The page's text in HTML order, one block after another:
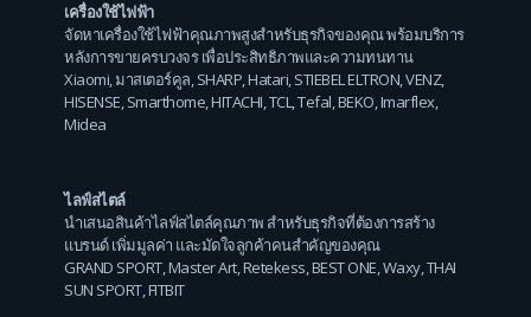
เครื่องใช้ไฟฟ้า
จัดหาเครื่องใช้ไฟฟ้าคุณภาพสูงสำหรับธุรกิจของคุณ พร้อมบริการ
หลังการขายครบวงจร เพื่อประสิทธิภาพและความทนทาน
Xiaomi,มาสเตอร์คูล,SHARP,Hatari,STIEBEL ELTRON,VENZ,
HISENSE,Smarthome,HITACHI,TCL,Tefal,BEKO,Imarflex,
Midea
ไลฟ์สไตล์
นำเสนอสินค้าไลฟ์สไตล์คุณภาพ สำหรับธุรกิจที่ต้องการสร้าง
แบรนด์ เพิ่มมูลค่า และมัดใจลูกค้าคนสำคัญของคุณ
GRAND SPORT,Master Art,Retekess,BEST ONE,Waxy,THAI
SUN SPORT,FITBIT